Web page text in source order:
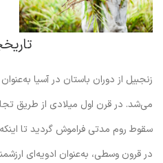
زنجبیل از دوران باستان در آسیا
می‌شد. در قرن اول میلادی از طریق
سقوط روم مدتی فراموش گردید تا اینکه
در قرون وسطی، به‌عنوان ادویه‌ای